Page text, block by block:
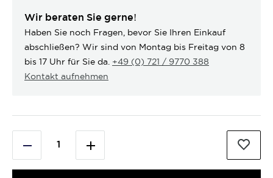
Wir beraten Sie gerne!
Haben Sie noch Fragen, bevor Sie Ihren Einkauf
abschließen? Wir sind von Montag bis Freitag von 8
bis 17 Uhr für Sie da. +49 (0) 721 / 9770 388
Kontakt aufnehmen